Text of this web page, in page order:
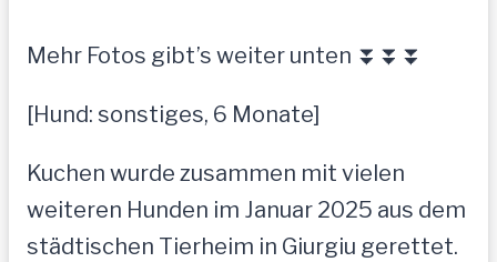
Mehr Fotos gibt’s weiter unten ⏬⏬⏬
[Hund: sonstiges, 6 Monate]
Kuchen wurde zusammen mit vielen
weiteren Hunden im Januar 2025 aus dem
städtischen Tierheim in Giurgiu gerettet.